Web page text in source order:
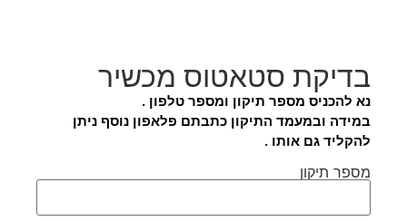
בדיקת סטאטוס מכשיר
נא להכניס מספר תיקון ומספר טלפון .
במידה ובמעמד התיקון כתבתם פלאפון נוסף ניתן
להקליד גם אותו .
מספר תיקון